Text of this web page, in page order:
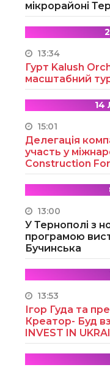
мікрорайоні
13:34
Гурт Kalush
масштабний
15:01
Делегація
участь у
Construction
13:00
У Тернополі з
програмою
Бучинська
13:53
Ігор Гуда та
Креатор- Буд
INVEST IN